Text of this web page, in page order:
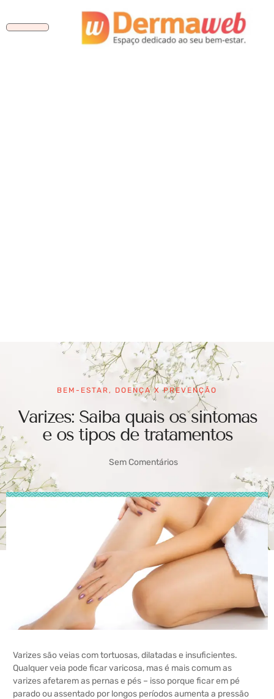
BEM-ESTAR , DOENÇA X PREVENÇÃO
Varizes: Saiba quais os sintomas
e os tipos de tratamentos
Sem Comentários
Varizes são veias com tortuosas, dilatadas e insuficientes.
Qualquer veia pode ficar varicosa, mas é mais comum as
varizes afetarem as pernas e pés – isso porque ficar em pé
parado ou assentado por longos períodos aumenta a pressão